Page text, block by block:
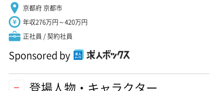
京都府 京都市
年収276万円～420万円
正社員 / 契約社員
Sponsored by
登場人物・キャラクター